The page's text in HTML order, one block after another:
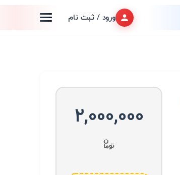
ورود / ثبت نام
2,000,000